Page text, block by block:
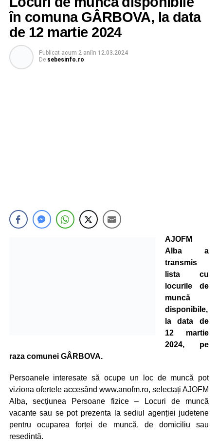
în comuna GÂRBOVA, la data
de 12 martie 2024
Publicat acum 2 aniîn 12.03.2024
De sebesinfo.ro
AJOFM
Alba a
transmis
lista cu
locurile de
muncă
disponibile,
la data de
12 martie
2024, pe
raza comunei GÂRBOVA.
Persoanele interesate să ocupe un loc de muncă pot
viziona ofertele accesând www.anofm.ro, selectați AJOFM
Alba, secțiunea Persoane fizice – Locuri de muncă
vacante sau se pot prezenta la sediul agenției judetene
pentru ocuparea forței de muncă, de domiciliu sau
resedintă.